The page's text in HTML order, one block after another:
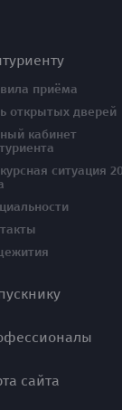
приёма
открытых дверей
кабинет
ситуация
сайта